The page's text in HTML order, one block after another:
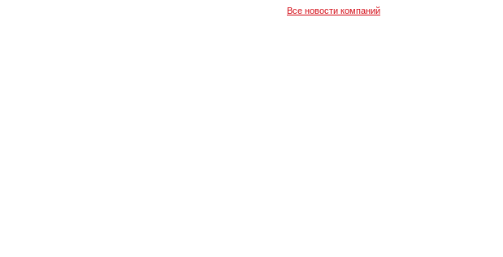
Все новости компаний